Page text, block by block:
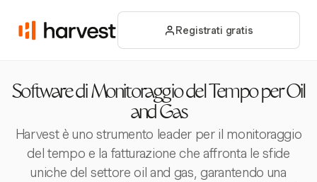
Registrati gratis
Software di Monitoraggio del Tempo per Oil
and Gas
Harvest è uno strumento leader per il monitoraggio
del tempo e la fatturazione che affronta le sfide
uniche del settore oil and gas, garantendo una